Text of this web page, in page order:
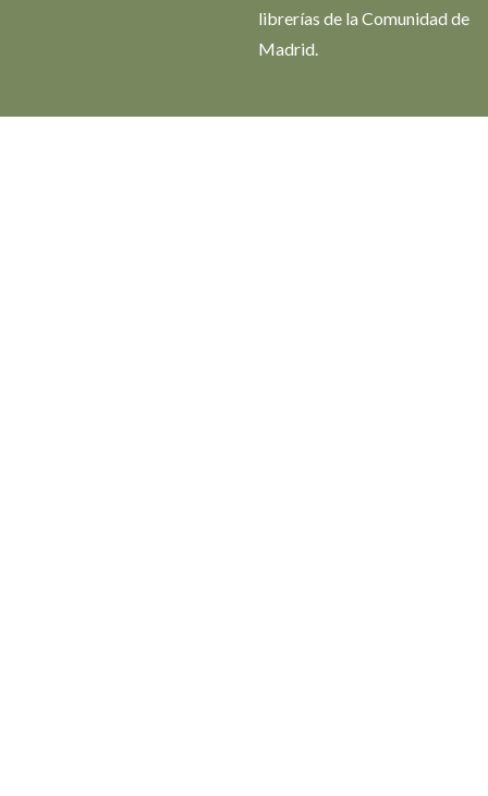
librerías de la Comunidad de
Madrid.